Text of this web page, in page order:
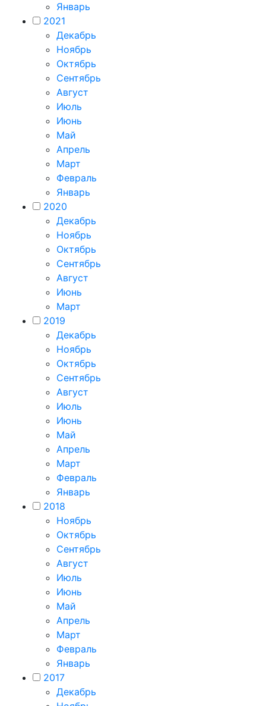
Январь
2021
Декабрь
Ноябрь
Октябрь
Сентябрь
Август
Июль
Июнь
Май
Апрель
Март
Февраль
Январь
2020
Декабрь
Ноябрь
Октябрь
Сентябрь
Август
Июнь
Март
2019
Декабрь
Ноябрь
Октябрь
Сентябрь
Август
Июль
Июнь
Май
Апрель
Март
Февраль
Январь
2018
Ноябрь
Октябрь
Сентябрь
Август
Июль
Июнь
Май
Апрель
Март
Февраль
Январь
2017
Декабрь